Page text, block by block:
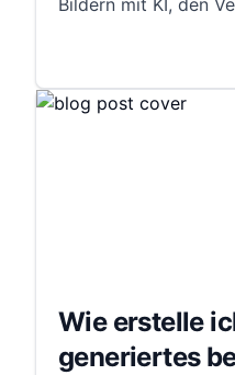
Bildern mit KI, den
Wie erstelle
generiertes